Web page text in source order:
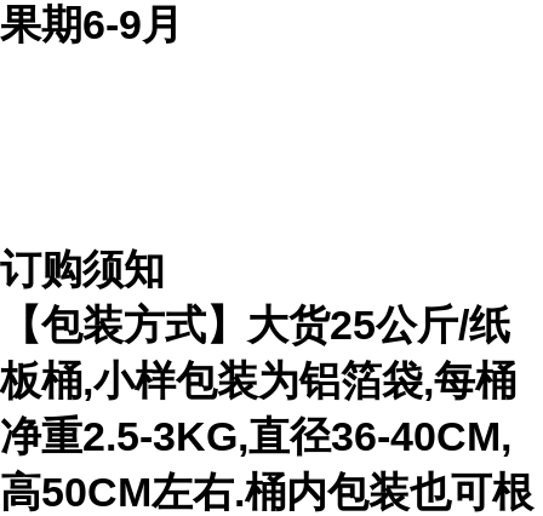
果期6-9月
订购须知
【包装方式】大货25公斤/纸
板桶,小样包装为铝箔袋,每桶
净重2.5-3KG,直径36-40CM,
高50CM左右.桶内包装也可根